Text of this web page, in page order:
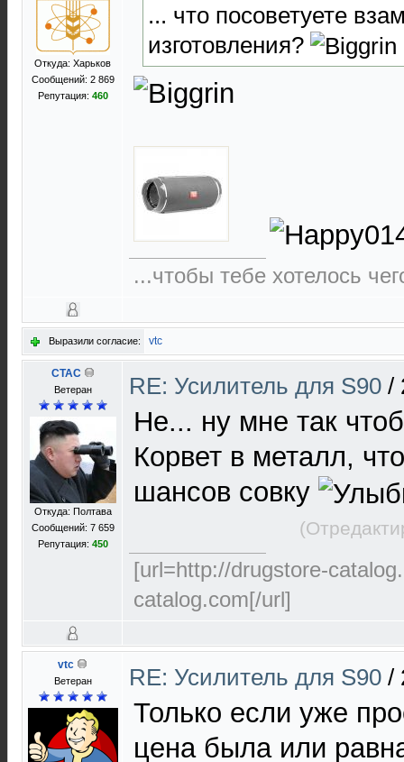
Откуда: Харьков
Сообщений: 2 869
Репутация: 460
... что посоветуете
изготовления?
...чтобы тебе хотелось
Выразили согласие: vtc
CTAC
Ветеран
Откуда: Полтава
Сообщений: 7 659
Репутация: 450
RE: Усилитель для S90 /
Не... ну мне так
Корвет в металл,
шансов совку
[url=http://drugstore-
catalog.com[/url]
vtc
Ветеран RE: Усилитель для S90 /
Только если уже
цена была или